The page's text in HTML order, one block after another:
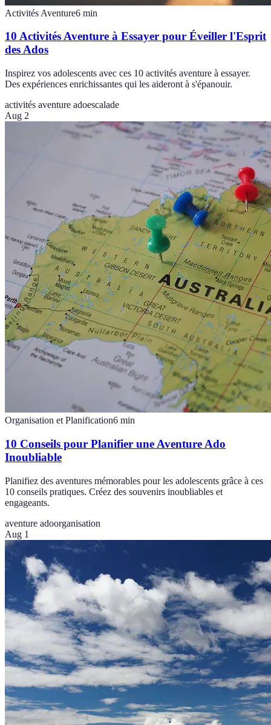
Activités Aventure6 min
10 Activités Aventure à Essayer pour Éveiller l'Esprit
des Ados
Inspirez vos adolescents avec ces 10 activités aventure à essayer.
Des expériences enrichissantes qui les aideront à s'épanouir.
activités aventure adoescalade
Aug 2
Organisation et Planification6 min
10 Conseils pour Planifier une Aventure Ado
Inoubliable
Planifiez des aventures mémorables pour les adolescents grâce à ces
10 conseils pratiques. Créez des souvenirs inoubliables et
engageants.
aventure adoorganisation
Aug 1